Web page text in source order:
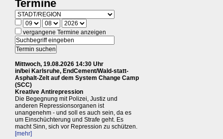
Termine
vergangene Termine anzeigen
Mittwoch, 19.08.2026 14:30 Uhr
in/bei Karlsruhe, EndCement/Wald-statt-
Asphalt-Zelt auf dem System Change Camp
(SCC)
Kreative Antirepression
Die Begegnung mit Polizei, Justiz und
anderen Repressionsorganen ist
unangenehm - und soll es auch sein, da es
um Einschüchterung und Strafe geht. Es
macht Sinn, sich vor Repression zu schützen.
[mehr]